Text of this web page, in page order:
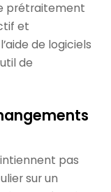
prétraitement
et
de logiciels
de
pas
sur un